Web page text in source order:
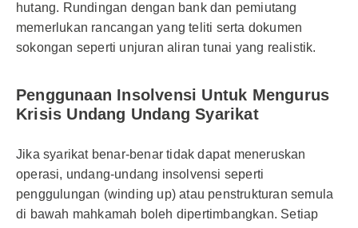
hutang. Rundingan dengan bank dan pemiutang
memerlukan rancangan yang teliti serta dokumen
sokongan seperti unjuran aliran tunai yang realistik.
Penggunaan Insolvensi Untuk Mengurus
Krisis Undang Undang Syarikat
Jika syarikat benar-benar tidak dapat meneruskan
operasi, undang-undang insolvensi seperti
penggulungan (winding up) atau penstrukturan semula
di bawah mahkamah boleh dipertimbangkan. Setiap